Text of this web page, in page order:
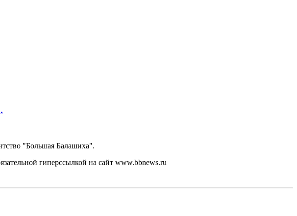
"Большая Балашиха".
гиперссылкой на сайт www.bbnews.ru